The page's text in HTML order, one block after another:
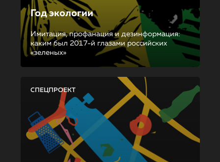
Год экологии
Имитация, профанация и дезинформация:
каким был 2017-й глазами российских
«зеленых»
СПЕЦПРОЕКТ